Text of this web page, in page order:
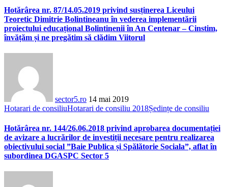
Hotărârea nr. 87/14.05.2019 privind susținerea Liceului
Teoretic Dimitrie Bolintineanu în vederea implementării
proiectului educațional Bolintinenii în An Centenar – Cinstim,
învățăm și ne pregătim să clădim Viitorul
sector5.ro 14 mai 2019
Hotarari de consiliuHotarari de consiliu 2018Ședințe de consiliu
Hotărârea nr. 144/26.06.2018 privind aprobarea documentației
de avizare a lucrărilor de investiții necesare pentru realizarea
obiectivului social ”Baie Publica și Spălătorie Sociala”, aflat în
subordinea DGASPC Sector 5